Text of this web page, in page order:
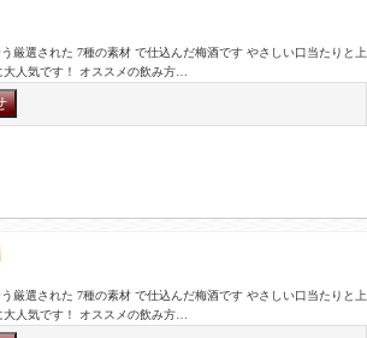
厳選された 7種の素材 で仕込んだ梅酒です やさしい口当たりと上
人気です！ オススメの飲み方…
厳選された 7種の素材 で仕込んだ梅酒です やさしい口当たりと上
人気です！ オススメの飲み方…